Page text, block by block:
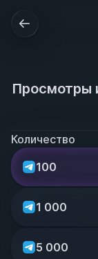
Просмотры
Количество
100
1 000
5 000